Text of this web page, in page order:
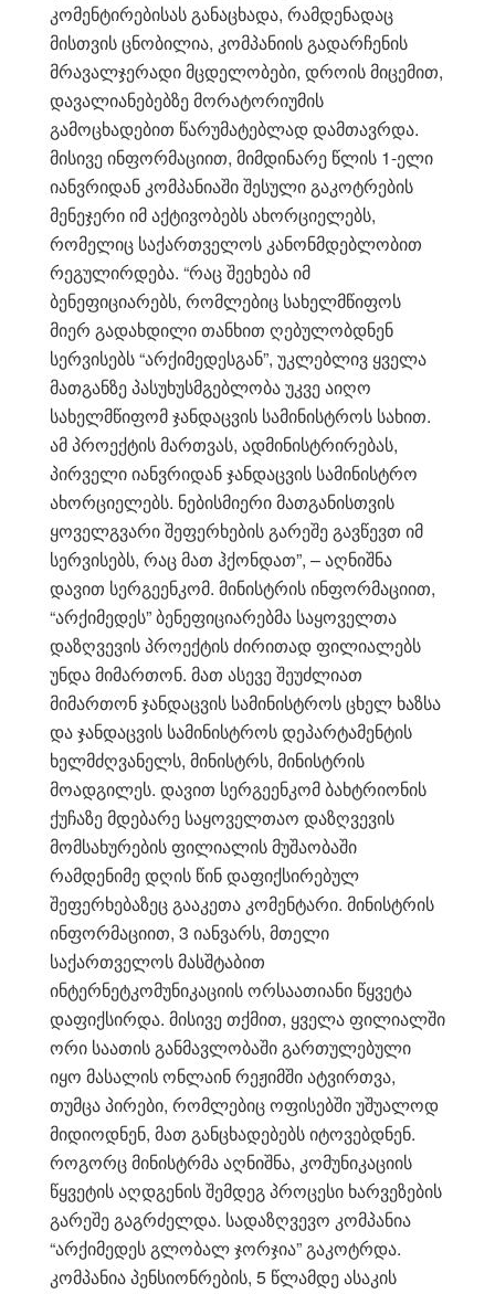
კომენტირებისას განაცხადა, რამდენადაც
მისთვის ცნობილია, კომპანიის გადარჩენის
მრავალჯერადი მცდელობები, დროის მიცემით,
დავალიანებებზე მორატორიუმის
გამოცხადებით წარუმატებლად დამთავრდა.
მისივე ინფორმაციით, მიმდინარე წლის 1-ელი
იანვრიდან კომპანიაში შესული გაკოტრების
მენეჯერი იმ აქტივობებს ახორციელებს,
რომელიც საქართველოს კანონმდებლობით
რეგულირდება. “რაც შეეხება იმ
ბენეფიციარებს, რომლებიც სახელმწიფოს
მიერ გადახდილი თანხით ღებულობდნენ
სერვისებს “არქიმედესგან”, უკლებლივ ყველა
მათგანზე პასუხუსმგებლობა უკვე აიღო
სახელმწიფომ ჯანდაცვის სამინისტროს სახით.
ამ პროექტის მართვას, ადმინისტრირებას,
პირველი იანვრიდან ჯანდაცვის სამინისტრო
ახორციელებს. ნებისმიერი მათგანისთვის
ყოველგვარი შეფერხების გარეშე გავწევთ იმ
სერვისებს, რაც მათ ჰქონდათ”, – აღნიშნა
დავით სერგეენკომ. მინისტრის ინფორმაციით,
“არქიმედეს” ბენეფიციარებმა საყოველთა
დაზღვევის პროექტის ძირითად ფილიალებს
უნდა მიმართონ. მათ ასევე შეუძლიათ
მიმართონ ჯანდაცვის სამინისტროს ცხელ ხაზსა
და ჯანდაცვის სამინისტროს დეპარტამენტის
ხელმძღვანელს, მინისტრს, მინისტრის
მოადგილეს. დავით სერგეენკომ ბახტრიონის
ქუჩაზე მდებარე საყოველთაო დაზღვევის
მომსახურების ფილიალის მუშაობაში
რამდენიმე დღის წინ დაფიქსირებულ
შეფერხებაზეც გააკეთა კომენტარი. მინისტრის
ინფორმაციით, 3 იანვარს, მთელი
საქართველოს მასშტაბით
ინტერნეტკომუნიკაციის ორსაათიანი წყვეტა
დაფიქსირდა. მისივე თქმით, ყველა ფილიალში
ორი საათის განმავლობაში გართულებული
იყო მასალის ონლაინ რეჟიმში ატვირთვა,
თუმცა პირები, რომლებიც ოფისებში უშუალოდ
მიდიოდნენ, მათ განცხადებებს იტოვებდნენ.
როგორც მინისტრმა აღნიშნა, კომუნიკაციის
წყვეტის აღდგენის შემდეგ პროცესი ხარვეზების
გარეშე გაგრძელდა. სადაზღვევო კომპანია
“არქიმედეს გლობალ ჯორჯია” გაკოტრდა.
კომპანია პენსიონრების, 5 წლამდე ასაკის